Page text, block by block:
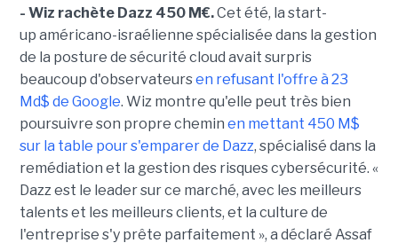
- Wiz rachète Dazz 450 M€.Cet été, la start-
up américano-israélienne spécialisée dans la gestion
de la posture de sécurité cloud avait surpris
beaucoup d'observateursen refusant l'offre à 23
Md$ de Google. Wiz montre qu'elle peut très bien
poursuivre son propre chemin en mettant 450 M$
sur la table pour s'emparer de Dazz, spécialisé dans la
remédiation et la gestion des risques cybersécurité. «
Dazz est le leader sur ce marché, avec les meilleurs
talents et les meilleurs clients, et la culture de
l'entreprise s'y prête parfaitement », a déclaré Assaf